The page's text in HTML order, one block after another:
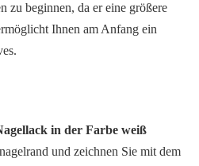
zu beginnen, da er eine größere
Ihnen am Anfang ein
in der Farbe weiß
und zeichnen Sie mit dem